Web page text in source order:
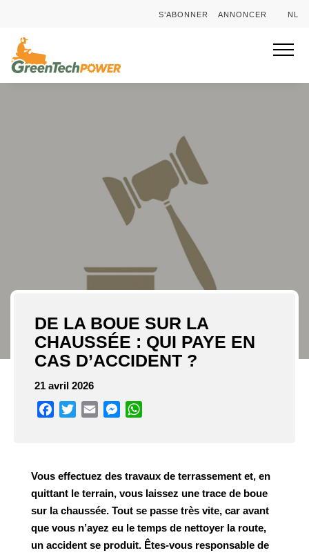
S’ABONNER ANNONCER NL
DE LA BOUE SUR LA
CHAUSSÉE : QUI PAYE EN
CAS D’ACCIDENT ?
21 avril 2026
Facebook
TwitterEmail Messenger
Vous effectuez des travaux de terrassement et, en
quittant le terrain, vous laissez une trace de boue
sur la chaussée. Tout se passe très vite, car avant
que vous n’ayez eu le temps de nettoyer la route,
un accident se produit. Êtes-vous responsable de